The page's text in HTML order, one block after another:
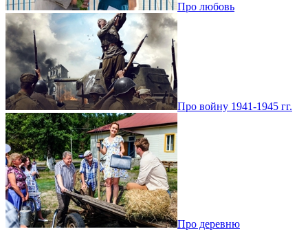
Про любовь
Про войну 1941-1945 гг.
Про деревню